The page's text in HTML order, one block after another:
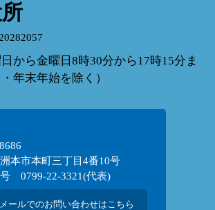
から金曜日8時30分から17時15分ま
年末年始を除く）
本市本町三丁目4番10号
0799-22-3321(代表)
メールでのお問い合わせはこちら